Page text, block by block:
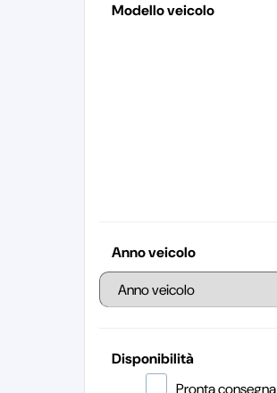
390
Modello veicolo
Anno veicolo
Disponibilità